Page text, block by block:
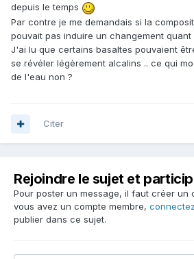
depuis le temps
Par contre je me demandais si la
pouvait pas induire un changement
J'ai lu que certains basaltes pouvaient
se révéler légèrement alcalins .. ce qui
de l'eau non ?
Citer
Rejoindre le sujet et
Pour poster un message, il faut créer un
vous avez un compte membre,
publier dans ce sujet.